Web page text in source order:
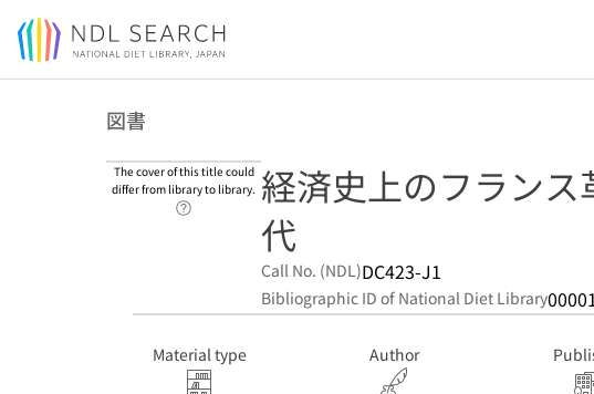
Jump to main content
図書
The cover of this title could
differ from library to library.
Link to Help Page
経済史上のフラン
代
Call No. (NDL)DC423-J1
Bibliographic ID of National Diet Library
Material type Author